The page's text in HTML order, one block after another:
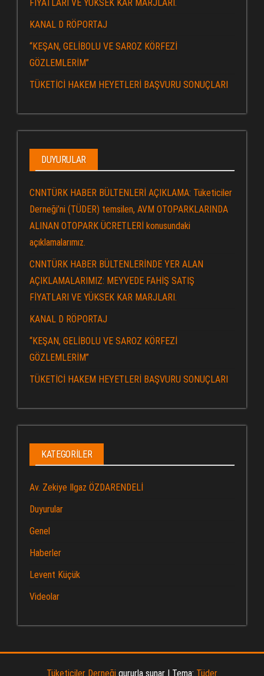
FİYATLARI VE YÜKSEK KAR MARJLARI.
KANAL D RÖPORTAJ
“KEŞAN, GELİBOLU VE SAROZ KÖRFEZİ
GÖZLEMLERİM”
TÜKETİCİ HAKEM HEYETLERİ BAŞVURU SONUÇLARI
DUYURULAR
CNNTÜRK HABER BÜLTENLERİ AÇIKLAMA: Tüketiciler
Derneği’ni (TÜDER) temsilen, AVM OTOPARKLARINDA
ALINAN OTOPARK ÜCRETLERİ konusundaki
açıklamalarımız.
CNNTÜRK HABER BÜLTENLERİNDE YER ALAN
AÇIKLAMALARIMIZ: MEYVEDE FAHİŞ SATIŞ
FİYATLARI VE YÜKSEK KAR MARJLARI.
KANAL D RÖPORTAJ
“KEŞAN, GELİBOLU VE SAROZ KÖRFEZİ
GÖZLEMLERİM”
TÜKETİCİ HAKEM HEYETLERİ BAŞVURU SONUÇLARI
KATEGORILER
Av. Zekiye Ilgaz ÖZDARENDELİ
Duyurular
Genel
Haberler
Levent Küçük
Videolar
Tüketiciler Derneği gururla sunar | Tema: Tüder